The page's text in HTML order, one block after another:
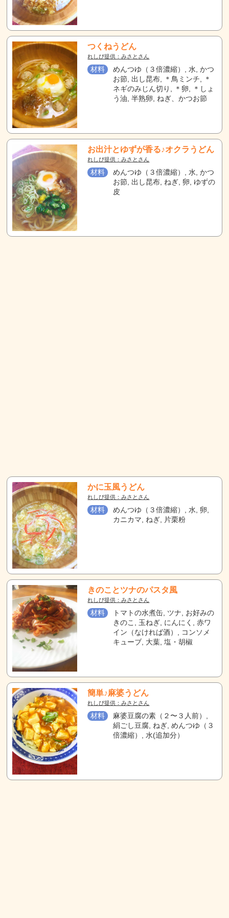
つくねうどん
れしぴ提供：みさとさん
材料
めんつゆ（３倍濃縮）, 水, かつ
お節, 出し昆布, ＊鳥ミンチ, ＊
ネギのみじん切り, ＊卵, ＊しょ
う油, 半熟卵, ねぎ、かつお節
お出汁とゆずが香る♪オクラうどん
れしぴ提供：みさとさん
材料
めんつゆ（３倍濃縮）, 水, かつ
お節, 出し昆布, ねぎ, 卵, ゆずの
皮
かに玉風うどん
れしぴ提供：みさとさん
材料
めんつゆ（３倍濃縮）, 水, 卵,
カニカマ, ねぎ, 片栗粉
きのことツナのパスタ風
れしぴ提供：みさとさん
材料
トマトの水煮缶, ツナ, お好みの
きのこ, 玉ねぎ, にんにく, 赤ワ
イン（なければ酒）, コンソメ
キューブ, 大葉, 塩・胡椒
簡単♪麻婆うどん
れしぴ提供：みさとさん
材料
麻婆豆腐の素（２〜３人前）,
絹ごし豆腐, ねぎ, めんつゆ（３
倍濃縮）, 水(追加分）